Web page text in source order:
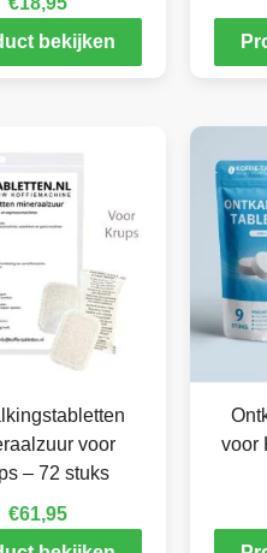
bekijken
voor
– 72 stuks
€61,95
voor